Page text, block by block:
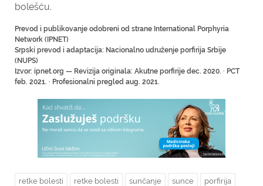
bolešću.
Prevod i publikovanje odobreni od strane International Porphyria
Network (IPNET)
Srpski prevod i adaptacija: Nacionalno udruženje porfirija Srbije
(NUPS)
Izvor: ipnet.org — Revizija originala: Akutne porfirije dec. 2020. · PCT
feb. 2021. · Profesionalni pregled aug. 2021.
retke bolesti retke bolesti sunčanje sunce porfirija